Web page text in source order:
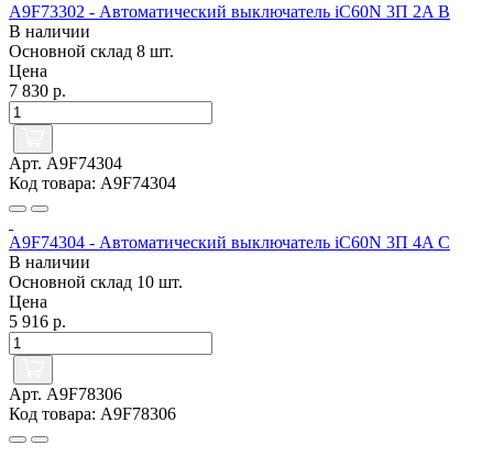
A9F73302 - Автоматический выключатель iC60N 3П 2A B
В наличии
Основной склад 8 шт.
Цена
7 830 р.
Арт. A9F74304
Код товара: A9F74304
A9F74304 - Автоматический выключатель iC60N 3П 4A C
В наличии
Основной склад 10 шт.
Цена
5 916 р.
Арт. A9F78306
Код товара: A9F78306